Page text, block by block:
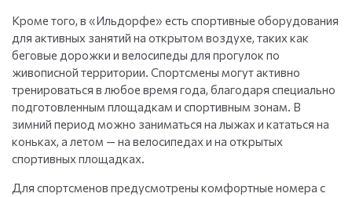
Кроме того, в «Ильдорфе» есть спортивные оборудования
для активных занятий на открытом воздухе, таких как
беговые дорожки и велосипеды для прогулок по
живописной территории. Спортсмены могут активно
тренироваться в любое время года, благодаря специально
подготовленным площадкам и спортивным зонам. В
зимний период можно заниматься на лыжах и кататься на
коньках, а летом — на велосипедах и на открытых
спортивных площадках.
Для спортсменов предусмотрены комфортные номера с